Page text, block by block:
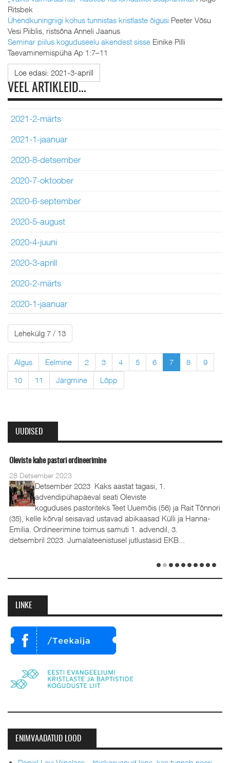
Ritsbek
Ühendkuningriigi kohus tunnistas kristlaste õigusi Peeter Võsu
Vesi Piiblis, ristsõna Anneli Jaanus
Seminar piilus koguduseelu akendest sisse Einike Pilli
Taevaminemispüha Ap 1:7–11
Loe edasi: 2021-3-aprill
VEEL ARTIKLEID...
2021-2-märts
2021-1-jaanuar
2020-8-detsember
2020-7-oktoober
2020-6-september
2020-5-august
2020-4-juuni
2020-3-aprill
2020-2-märts
2020-1-jaanuar
Lehekülg 7 / 13
Algus Eelmine 2 3 4 5 6 7 8
9
10
11 Järgmine Lõpp
UUDISED
Oleviste kahe pastori ordineerimine
28 Detsember 2023
Detsember 2023 Kaks aastat tagasi, 1.
advendipühapäeval seati Oleviste
koguduses pastoriteks Teet Uuemõis (56) ja Rait Tõnnori
(35), kelle kõrval seisavad ustavad abikaasad Külli ja Hanna-
Emilia. Ordineerimine toimus samuti 1. advendil, 3.
detsembril 2023. Jumalateenistusel jutlustasid EKB...
LINKE
ENIMVAADATUD LOOD